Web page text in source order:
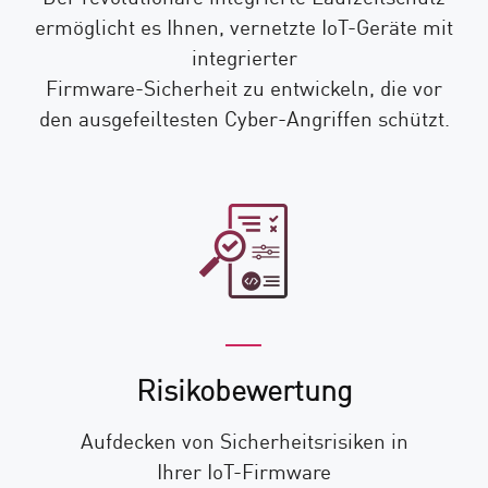
ermöglicht es Ihnen, vernetzte IoT-Geräte mit
integrierter
Firmware-Sicherheit zu entwickeln, die vor
den ausgefeiltesten Cyber-Angriffen schützt.
Risikobewertung
Aufdecken von Sicherheitsrisiken in
Ihrer IoT-Firmware